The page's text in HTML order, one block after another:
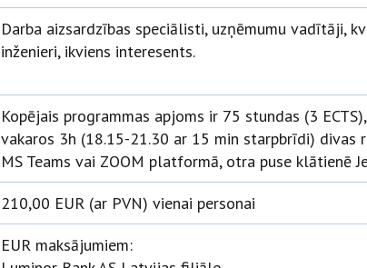
Darba aizsardzības speciālisti, uzņēmumu vadītāji,
inženieri, ikviens interesents.
Kopējais programmas apjoms ir 75 stundas (3
vakaros 3h (18.15-21.30 ar 15 min starpbrīdi) divas
MS Teams vai ZOOM platformā, otra puse klātienē
210,00 EUR (ar PVN) vienai personai
EUR maksājumiem: